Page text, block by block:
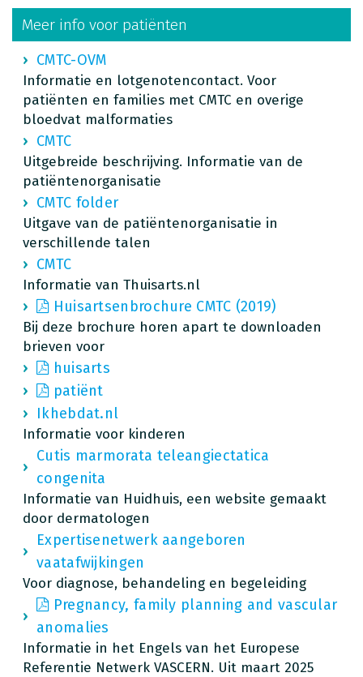
Meer info voor patiënten
CMTC-OVM
Informatie en lotgenotencontact. Voor
patiënten en families met CMTC en overige
bloedvat malformaties
CMTC
Uitgebreide beschrijving. Informatie van de
patiëntenorganisatie
CMTC folder
Uitgave van de patiëntenorganisatie in
verschillende talen
CMTC
Informatie van Thuisarts.nl
Huisartsenbrochure CMTC (2019)
Bij deze brochure horen apart te downloaden
brieven voor
huisarts
patiënt
Ikhebdat.nl
Informatie voor kinderen
Cutis marmorata teleangiectatica
congenita
Informatie van Huidhuis, een website gemaakt
door dermatologen
Expertisenetwerk aangeboren
vaatafwijkingen
Voor diagnose, behandeling en begeleiding
Pregnancy, family planning and vascular
anomalies
Informatie in het Engels van het Europese
Referentie Netwerk VASCERN. Uit maart 2025